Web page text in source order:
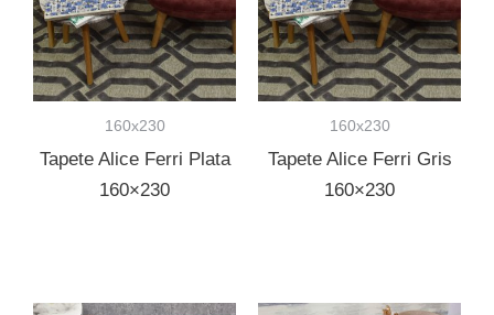
160x230
Tapete Alice Ferri Plata
160×230
160x230
Tapete Alice Ferri Gris
160×230